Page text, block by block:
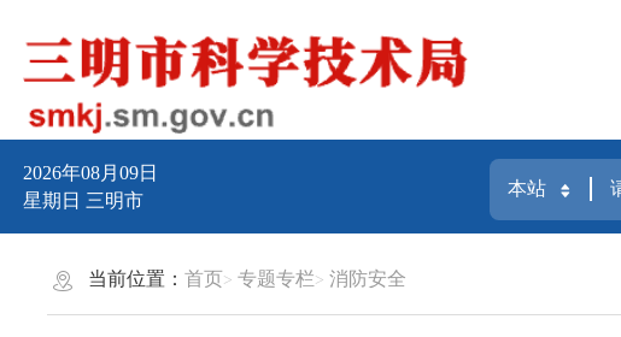
2026年08月09日
星期日 三明市
当前位置：首页 专题专栏 消防安全